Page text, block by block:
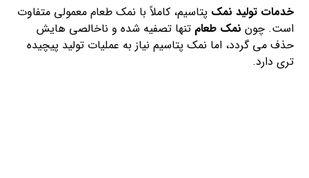
خدمات تولید نمک پتاسیم، کاملاً با نمک طعام معمولی متفاوت
است. چون نمک طعام تنها تصفیه شده و ناخالصی هایش
حذف می گردد، اما نمک پتاسیم نیاز به عملیات تولید پیچیده
تری دارد.